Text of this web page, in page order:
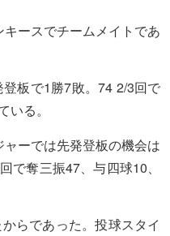
ースでチームメイトであ
板で1勝7敗。74 2/3回で
る。
ーでは先発登板の機会は
奪三振47、与四球10、
らであった。投球スタイ